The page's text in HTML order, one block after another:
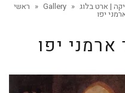
ראשי » Gallery »
יפו
ארמני יפו